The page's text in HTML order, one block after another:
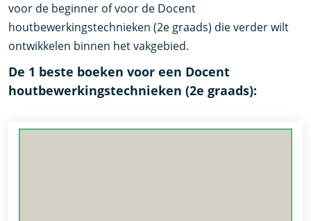
voor de beginner of voor de Docent
houtbewerkingstechnieken (2e graads) die verder wilt
ontwikkelen binnen het vakgebied.
De 1 beste boeken voor een Docent
houtbewerkingstechnieken (2e graads):